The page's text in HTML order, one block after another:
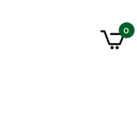
0